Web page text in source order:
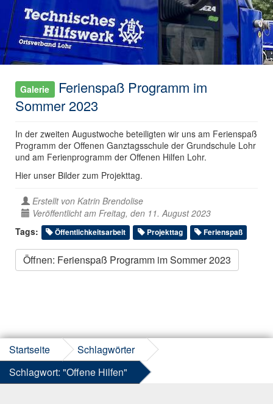
Galerie
Ferienspaß Programm im
Sommer 2023
In der zweiten Augustwoche beteiligten wir uns am Ferienspaß
Programm der Offenen Ganztagsschule der Grundschule Lohr
und am Ferienprogramm der Offenen Hilfen Lohr.
Hier unser Bilder zum Projekttag.
Erstellt von Katrin Brendolise
Veröffentlicht am Freitag, den 11. August 2023
Tags:
Öffentlichkeitsarbeit Projekttag Ferienspaß
Öffnen: Ferienspaß Programm im Sommer 2023
Startseite
Schlagwörter
Schlagwort: "Offene Hilfen"